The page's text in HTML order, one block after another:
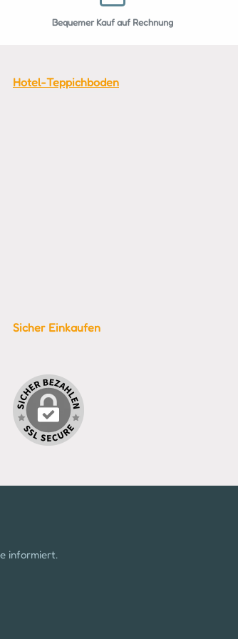
Bequemer Kauf auf Rechnung
Hotel-Teppichboden
1
Sicher Einkaufen
informiert.